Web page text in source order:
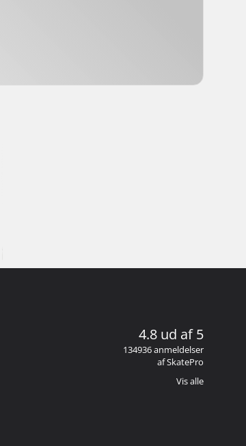
4.8 ud af 5
134936 anmeldelser
af SkatePro
Vis alle